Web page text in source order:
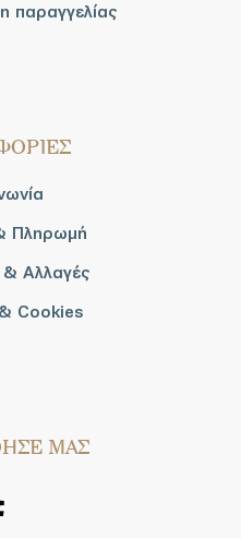
παραγγελίας
Πληρωμή
Αλλαγές
Cookies
ΜΑΣ